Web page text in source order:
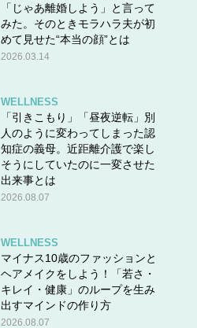
「じゃあ離婚しよう」と言って
みた。そのときモラハラ夫が初
めて見せた“本当の顔”とは
2026.03.14
WELLNESS
「引きこもり」「昼夜逆転」別
人のように変わってしまった認
知症の義母。近距離介護で楽し
そうにしていたのに一変させた
出来事とは
2026.08.07
WELLNESS
マイナス10歳のファッションと
ヘアメイクをしよう！「若さ・
キレイ・健康」のループを生み
出すマインドの作り方
2026.08.07